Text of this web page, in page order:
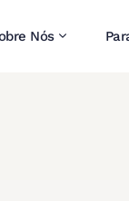
Nós